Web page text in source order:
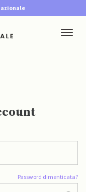
Password dimenticata?